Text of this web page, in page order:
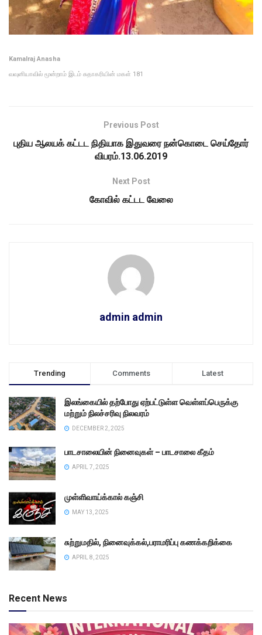
Kamalraj Anasha
வவுனியாவில் மூன்றாம் இடம் சுதாகரியின் மகள் 181
Previous Post
புதிய ஆலயக் கட்டட நிதியாக இதுவரை நன்கொடை செய்தோர்
விபரம்.13.06.2019
Next Post
கோவில் கட்டட வேலை
admin admin
Trending Comments Latest
இலங்கையில் தற்போது ஏற்பட்டுள்ள வெள்ளப்பெருக்கு
மற்றும் நிலச்சரிவு நிலவரம்
DECEMBER 2, 2025
பாடசாலையின் நினைவுகள் – பாடசாலை கீதம்
APRIL 7, 2025
முள்ளிவாய்க்கால் கஞ்சி
MAY 13, 2025
சுற்றுமதில், நினைவுக்கல்,பராமரிப்பு கணக்கறிக்கை
APRIL 8, 2025
Recent News